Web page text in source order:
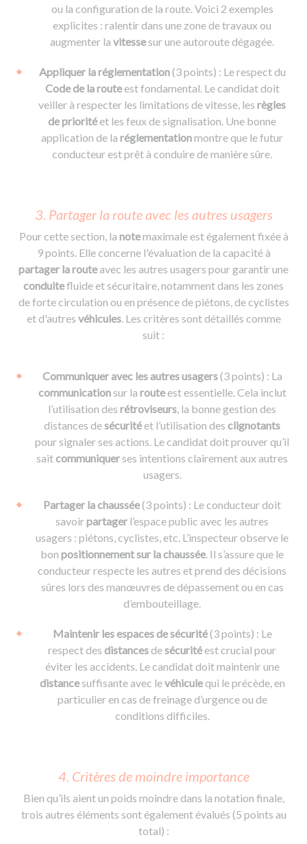
ou la configuration de la route. Voici 2 exemples
explicites : ralentir dans une zone de travaux ou
augmenter la vitesse sur une autoroute dégagée.
Appliquer la réglementation(3 points) : Le respect du
Code de la routeest fondamental. Le candidat doit
veiller à respecter les limitations de vitesse, les règles
de prioritéet les feux de signalisation. Une bonne
application de la réglementationmontre que le futur
conducteur est prêt à conduire de manière sûre.
3. Partager la route avec les autres usagers
Pour cette section, la notemaximale est également fixée à
9 points. Elle concerne l'évaluation de la capacité à
partager la routeavec les autres usagers pour garantir une
conduitefluide et sécuritaire, notamment dans les zones
de forte circulation ou en présence de piétons, de cyclistes
et d'autres véhicules. Les critères sont détaillés comme
suit :
Communiquer avec les autres usagers(3 points) : La
communication sur la routeest essentielle. Cela inclut
l’utilisation des rétroviseurs, la bonne gestion des
distances desécuritéet l’utilisation des clignotants
pour signaler ses actions. Le candidat doit prouver qu’il
saitcommuniquer ses intentions clairement aux autres
usagers.
Partager la chaussée(3 points) : Le conducteur doit
savoirpartager l’espace public avec les autres
usagers : piétons, cyclistes, etc. L’inspecteur observe le
bon positionnement sur la chaussée. Il s’assure que le
conducteur respecte les autres et prend des décisions
sûres lors des manœuvres de dépassement ou en cas
d’embouteillage.
Maintenir les espaces de sécurité(3 points) : Le
respect des distances desécuritéest crucial pour
éviter les accidents. Le candidat doit maintenir une
distance suffisante avec levéhiculequi le précède, en
particulier en cas de freinage d’urgence ou de
conditions difficiles.
4. Critères de moindre importance
Bien qu’ils aient un poids moindre dans la notation finale,
trois autres éléments sont également évalués (5 points au
total) :